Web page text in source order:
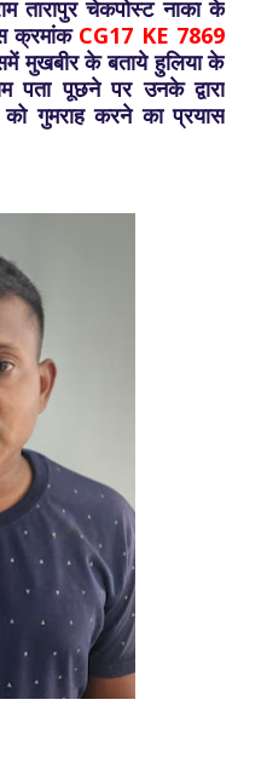
तारापुर चेकपोस्ट नाका के
क्रमांक CG17 KE 7869
मुखबीर के बताये हुलिया के
पता पूछने पर उनके द्वारा
को गुमराह करने का प्रयास